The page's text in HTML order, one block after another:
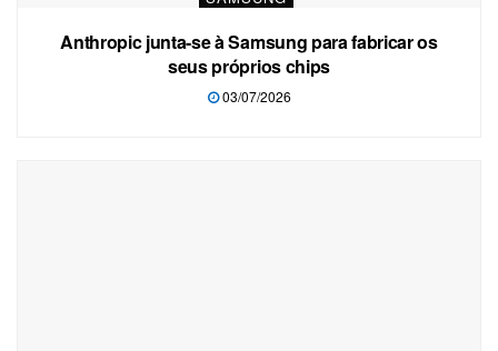
Anthropic junta-se à Samsung para fabricar os
seus próprios chips
03/07/2026